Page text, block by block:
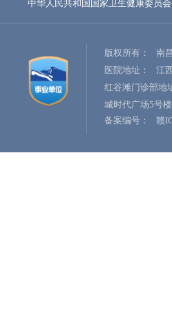
中华人民共和国国家卫生健康委员会
版权所有：
南
医院地址：
江
红谷滩门诊部地
城时代广场5号
备案编号：
赣